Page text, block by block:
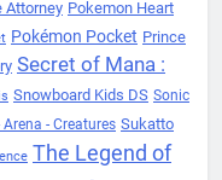
Attorney Pokemon Heart
Pokémon Pocket Prince
Secret of Mana :
Snowboard Kids DS Sonic
Arena - Creatures Sukatto
The Legend of